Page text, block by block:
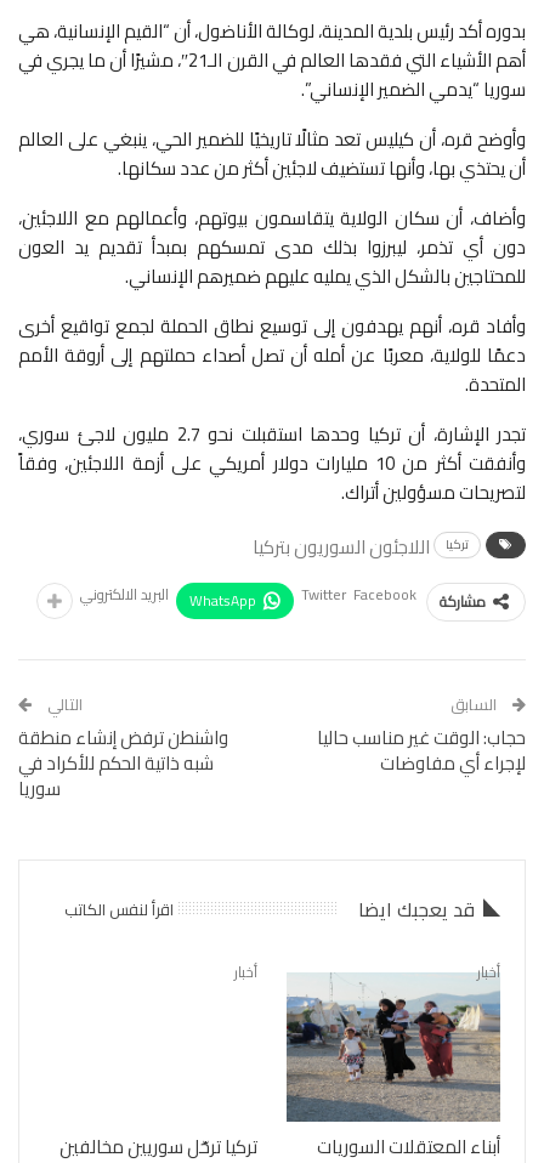
بدوره أكد رئيس بلدية المدينة، لوكالة الأناضول، أن “القيم الإنسانية، هي
أهم الأشياء التي فقدها العالم في القرن الـ21″، مشيرًا أن ما يجري في
سوريا “يدمي الضمير الإنساني”.
وأوضح قره، أن كيليس تعد مثالًا تاريخيًا للضمير الحي، ينبغي على العالم
أن يحتذي بها، وأنها تستضيف لاجئين أكثر من عدد سكانها.
وأضاف، أن سكان الولاية يتقاسمون بيوتهم، وأعمالهم مع اللاجئين،
دون أي تذمر، ليبرزوا بذلك مدى تمسكهم بمبدأ تقديم يد العون
للمحتاجين بالشكل الذي يمليه عليهم ضميرهم الإنساني.
وأفاد قره، أنهم يهدفون إلى توسيع نطاق الحملة لجمع تواقيع أخرى
دعمًا للولاية، معربًا عن أمله أن تصل أصداء حملتهم إلى أروقة الأمم
المتحدة.
تجدر الإشارة، أن تركيا وحدها استقبلت نحو 2.7 مليون لاجئ سوري،
وأنفقت أكثر من 10 مليارات دولار أمريكي على أزمة اللاجئين، وفقاً
لتصريحات مسؤولين أتراك.
اللاجئون السوريون بتركيا
تركيا
مشاركة Facebook
Twitter
WhatsApp البريد الالكتروني
السابق
حجاب: الوقت غير مناسب حاليا
لإجراء أي مفاوضات
التالي
واشنطن ترفض إنشاء منطقة
شبه ذاتية الحكم للأكراد في
سوريا
قد يعجبك ايضا اقرأ لنفس الكاتب
أخبار
أبناء المعتقلات السوريات
أخبار
تركيا ترحّل سوريين مخالفين